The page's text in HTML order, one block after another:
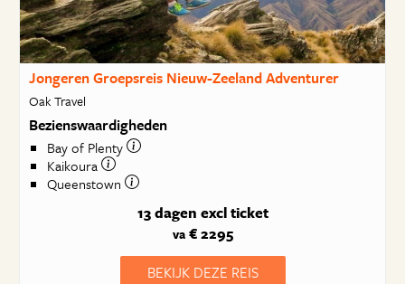
Jongeren Groepsreis Nieuw-Zeeland Adventurer
Oak Travel
Bezienswaardigheden
Bay of Plenty
Kaikoura
Queenstown
13 dagen excl ticket
va€ 2295
BEKIJK DEZE REIS